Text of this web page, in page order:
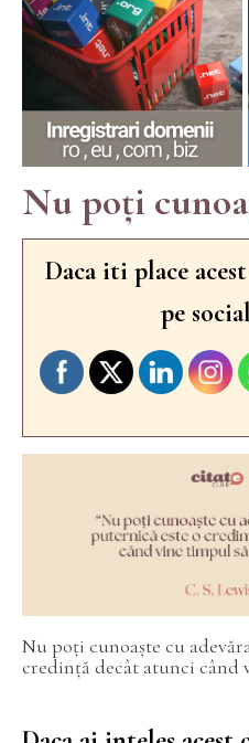
Nu poți
Daca iti place
pe
Nu poți cunoaște cu
credință decât atunci când